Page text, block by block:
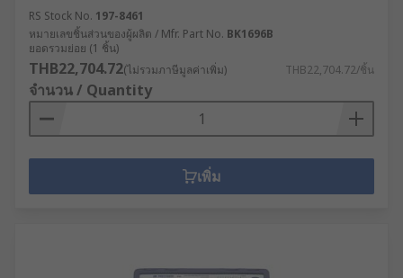
RS Stock No. 197-8461
หมายเลขชิ้นส่วนของผู้ผลิต / Mfr. Part No. BK1696B
ยอดรวมย่อย (1 ชิ้น)
THB22,704.72(ไม่รวมภาษีมูลค่าเพิ่ม) THB22,704.72/ชิ้น
จำนวน / Quantity
เพิ่ม